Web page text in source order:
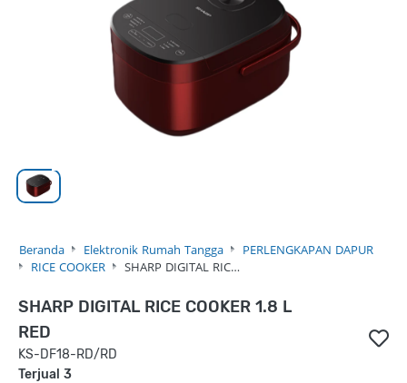
Beranda Elektronik Rumah Tangga
PERLENGKAPAN DAPUR
RICE COOKER
SHARP DIGITAL RIC…
SHARP DIGITAL RICE COOKER 1.8 L
RED
KS-DF18-RD/RD
Terjual 3